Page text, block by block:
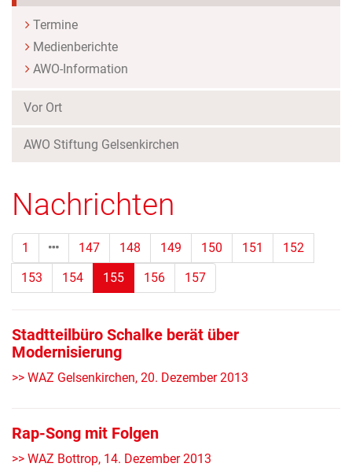
Termine
Medienberichte
AWO-Information
Vor Ort
AWO Stiftung Gelsenkirchen
Nachrichten
1 147 148 149 150 151
152
153
154 155(Standort)
156 157
Stadtteilbüro Schalke berät über
Modernisierung
>> WAZ Gelsenkirchen, 20. Dezember 2013
Rap-Song mit Folgen
>> WAZ Bottrop, 14. Dezember 2013